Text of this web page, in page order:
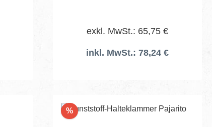
exkl. MwSt.: 65,75 €
inkl. MwSt.: 78,24 €
%Rabatt